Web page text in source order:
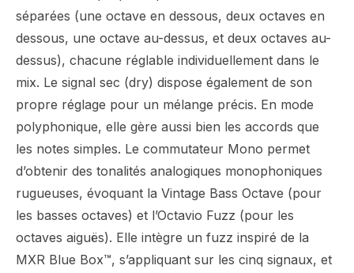
séparées (une octave en dessous, deux octaves en
dessous, une octave au-dessus, et deux octaves au-
dessus), chacune réglable individuellement dans le
mix. Le signal sec (dry) dispose également de son
propre réglage pour un mélange précis. En mode
polyphonique, elle gère aussi bien les accords que
les notes simples. Le commutateur Mono permet
d’obtenir des tonalités analogiques monophoniques
rugueuses, évoquant la Vintage Bass Octave (pour
les basses octaves) et l’Octavio Fuzz (pour les
octaves aiguës). Elle intègre un fuzz inspiré de la
MXR Blue Box™, s’appliquant sur les cinq signaux, et